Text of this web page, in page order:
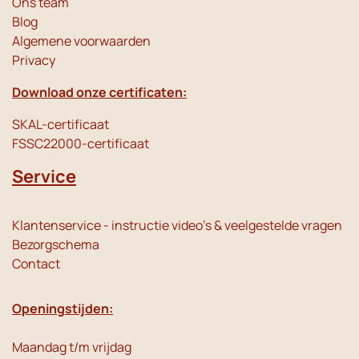
Blog
Algemene voorwaarden
Privacy
Download onze certificaten:
SKAL-certificaat
FSSC22000-certificaat
Service
Klantenservice - instructie video's & veelgestelde vragen
Bezorgschema
Contact
Openingstijden:
Maandag t/m vrijdag